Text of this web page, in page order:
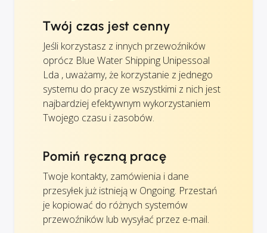
Twój czas jest cenny
Jeśli korzystasz z innych przewoźników
oprócz Blue Water Shipping Unipessoal
Lda , uważamy, że korzystanie z jednego
systemu do pracy ze wszystkimi z nich jest
najbardziej efektywnym wykorzystaniem
Twojego czasu i zasobów.
Pomiń ręczną pracę
Twoje kontakty, zamówienia i dane
przesyłek już istnieją w Ongoing. Przestań
je kopiować do różnych systemów
przewoźników lub wysyłać przez e-mail.